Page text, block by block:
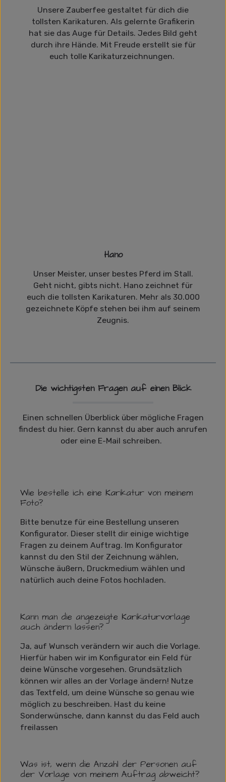
Unsere Zauberfee gestaltet für dich die
tollsten Karikaturen. Als gelernte Grafikerin
hat sie das Auge für Details. Jedes Bild geht
durch ihre Hände. Mit Freude erstellt sie für
euch tolle Karikaturzeichnungen.
Hano
Unser Meister, unser bestes Pferd im Stall.
Geht nicht, gibts nicht. Hano zeichnet für
euch die tollsten Karikaturen. Mehr als 30.000
gezeichnete Köpfe stehen bei ihm auf seinem
Zeugnis.
Die wichtigsten Fragen auf einen Blick
Einen schnellen Überblick über mögliche Fragen
findest du hier. Gern kannst du aber auch anrufen
oder eine E-Mail schreiben.
Wie bestelle ich eine Karikatur von meinem
Foto?
Bitte benutze für eine Bestellung unseren
Konfigurator. Dieser stellt dir einige wichtige
Fragen zu deinem Auftrag. Im Konfigurator
kannst du den Stil der Zeichnung wählen,
Wünsche äußern, Druckmedium wählen und
natürlich auch deine Fotos hochladen.
Kann man die angezeigte Karikaturvorlage
auch ändern lassen?
Ja, auf Wunsch verändern wir auch die Vorlage.
Hierfür haben wir im Konfigurator ein Feld für
deine Wünsche vorgesehen. Grundsätzlich
können wir alles an der Vorlage ändern! Nutze
das Textfeld, um deine Wünsche so genau wie
möglich zu beschreiben. Hast du keine
Sonderwünsche, dann kannst du das Feld auch
freilassen
Was ist, wenn die Anzahl der Personen auf
der Vorlage von meinem Auftrag abweicht?